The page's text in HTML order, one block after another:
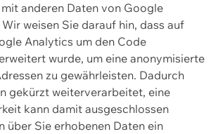
anderen Daten von Google
weisen Sie darauf hin, dass auf
Analytics um den Code
wurde, um eine anonymisierte
zu gewährleisten. Dadurch
gekürzt weiterverarbeitet, eine
kann damit ausgeschlossen
über Sie erhobenen Daten ein